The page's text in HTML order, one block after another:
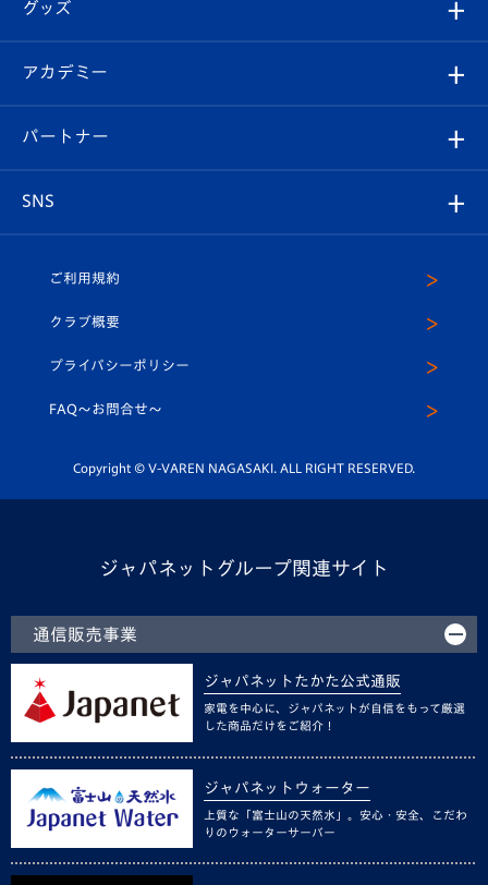
チケット
イベント
メディア
ホームタウン
スタッフプロフィール
マスコット紹介
平和祈念活動
ホームタウン活動
Revive Team
ヴィヴィくんの長崎おもてなしガイド
フォトギャラリー
スタジアムグルメ
V-LOVERS（ファンクラブ）
プレイヤーズスイート
グッズ
オンラインショップ
店舗情報
アカデミー
育成からのお知らせ
U-18
スクール
パートナー
SNS
ヴィヴィくんインスタグラム
公式LINE＠
ご利用規約
クラブ概要
プライバシーポリシー
FAQ〜お問合せ〜
Copyright © V-VAREN NAGASAKI. ALL RIGHT RESERVED.
ジャパネットグループ関連サイト
通信販売事業
ジャパネットたかた公式通販
家電を中心に、ジャパネットが自信をもって厳選
した商品だけをご紹介！
ジャパネットウォーター
上質な「富士山の天然水」。安心・安全、こだわ
りのウォーターサーバー